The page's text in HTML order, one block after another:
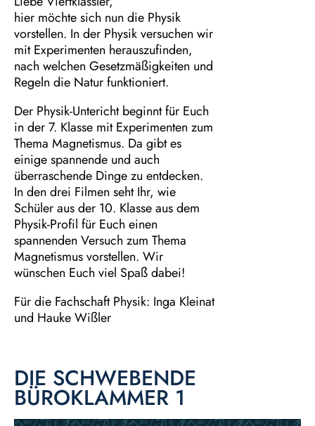
hier möchte sich nun die Physik
vorstellen. In der Physik versuchen wir
mit Experimenten herauszufinden,
nach welchen Gesetzmäßigkeiten und
Regeln die Natur funktioniert.
Der Physik-Untericht beginnt für Euch
in der 7. Klasse mit Experimenten zum
Thema Magnetismus. Da gibt es
einige spannende und auch
überraschende Dinge zu entdecken.
In den drei Filmen seht Ihr, wie
Schüler aus der 10. Klasse aus dem
Physik-Profil für Euch einen
spannenden Versuch zum Thema
Magnetismus vorstellen. Wir
wünschen Euch viel Spaß dabei!
Für die Fachschaft Physik: Inga Kleinat
und Hauke Wißler
DIE SCHWEBENDE
BÜROKLAMMER 1